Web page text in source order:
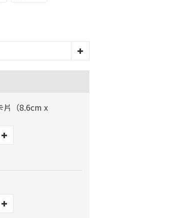
片（8.6cm x